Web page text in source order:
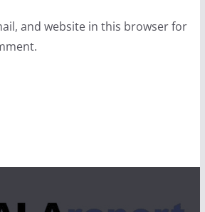
and website in this browser for